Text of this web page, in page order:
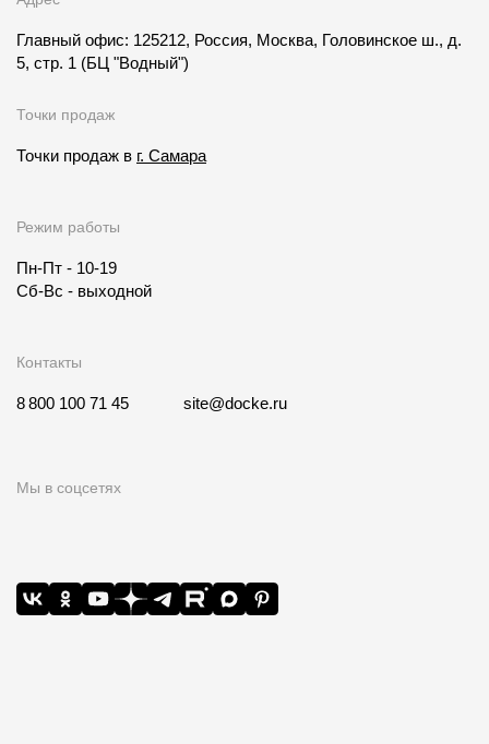
Главный офис: 125212, Россия, Москва, Головинское ш., д.
5, стр. 1 (БЦ "Водный")
Точки продаж
Точки продаж в г. Самара
Режим работы
Пн-Пт - 10-19
Сб-Вс - выходной
Контакты
8 800 100 71 45 site@docke.ru
Мы в соцсетях